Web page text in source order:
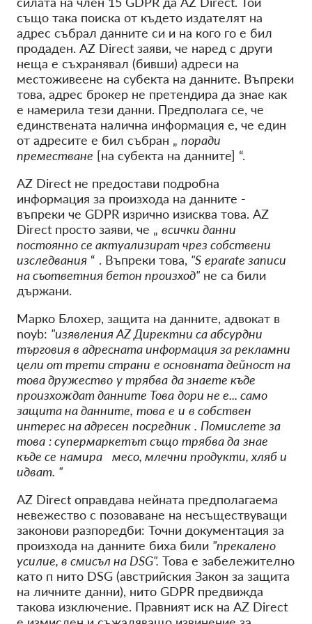
също така поиска от където издателят на
адрес събрал данните си и на кого го е бил
продаден. AZ Direct заяви, че наред с други
неща е съхранявал (бивши) адреси на
местоживеене на субекта на данните. Въпреки
това, адрес брокер не претендира да знае как
е намерила тези данни. Предполага се, че
единствената налична информация е, че един
от адресите е бил събран „ поради
преместване [на субекта на данните] “.
AZ Direct не предостави подробна
информация за произхода на данните -
въпреки че GDPR изрично изисква това. AZ
Direct просто заяви, че „ всички данни
постоянно се актуализират чрез собствени
изследвания “ . Въпреки това, "S eparate записи
на съответния бетон произход" не са били
държани.
Марко Блохер, защита на данните, адвокат в
noyb: "изявленияAZ Директни са абсурдни
търговия в адресната информация за рекламни
цели от трети страни е основната дейност на
това дружество утрябва да знаете къде
произхождат данните Това дори не е... само
защита на данните, това е и в собствен
интерес на адресен посредник . Помислете за
това : супермаркетът също трябва да знае
къде се намира месо, млечни продукти, хляб и
идват. "
AZ Direct оправдава нейната предполагаема
невежество с позоваване на несъществуващи
законови разпоредби: Точни документация за
произхода на данните биха били "прекалено
усилие, в смисъл на DSG". Това е забележително
като п нито DSG (австрийския Закон за защита
на личните данни), нито GDPR предвижда
такова изключение. Правният иск на AZ Direct